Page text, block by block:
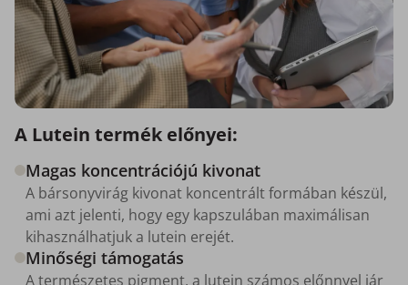
A Lutein termék előnyei:
Magas koncentrációjú kivonat
A bársonyvirág kivonat koncentrált formában készül,
ami azt jelenti, hogy egy kapszulában maximálisan
kihasználhatjuk a lutein erejét.
Minőségi támogatás
A természetes pigment, a lutein számos előnnyel jár